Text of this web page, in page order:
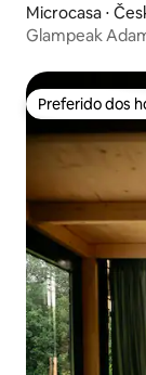
Microcasa ⋅
Glampeak
Preferido dos
Preferido dos